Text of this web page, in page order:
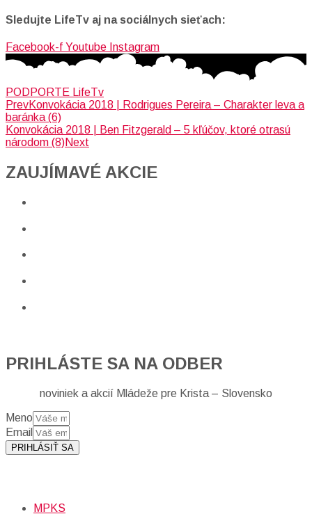
Sledujte LifeTv aj na sociálnych sieťach:
Facebook-f Youtube Instagram
PODPORTE LifeTv
PrevKonvokácia 2018 | Rodrigues Pereira – Charakter leva a
baránka (6)
Konvokácia 2018 | Ben Fitzgerald – 5 kľúčov, ktoré otrasú
národom (8)Next
ZAUJÍMAVÉ AKCIE​
PRIHLÁSTE SA NA ODBER
noviniek a akcií Mládeže pre Krista – Slovensko
Meno
Email
PRIHLÁSIŤ SA
MPKS